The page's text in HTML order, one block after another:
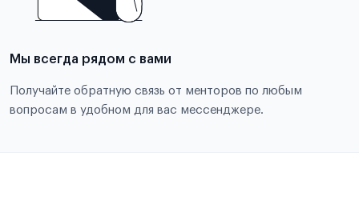
Мы всегда рядом с вами
Получайте обратную связь от менторов по любым
вопросам в удобном для вас мессенджере.